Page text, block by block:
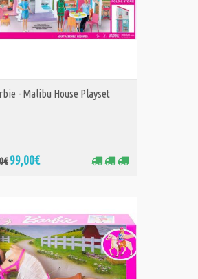
- Malibu House Playset
99,00€